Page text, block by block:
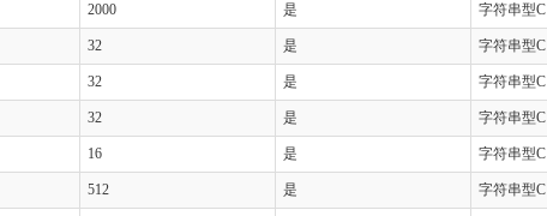
2000 是 字符串型C
32 是 字符串型C
32 是 字符串型C
32 是 字符串型C
16 是 字符串型C
512 是 字符串型C